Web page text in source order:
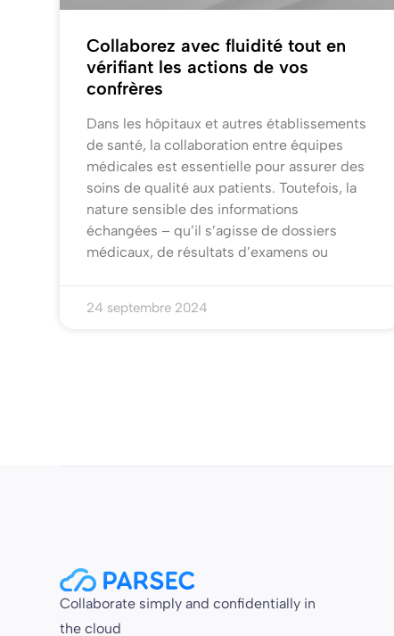
Collaborez avec fluidité tout en
vérifiant les actions de vos
confrères
Dans les hôpitaux et autres établissements
de santé, la collaboration entre équipes
médicales est essentielle pour assurer des
soins de qualité aux patients. Toutefois, la
nature sensible des informations
échangées – qu’il s’agisse de dossiers
médicaux, de résultats d’examens ou
24 septembre 2024
Collaborate simply and confidentially in
the cloud